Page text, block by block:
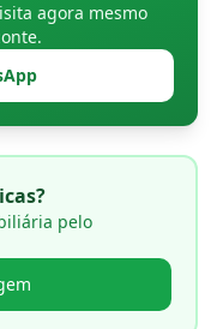
agora mesmo
.
pelo